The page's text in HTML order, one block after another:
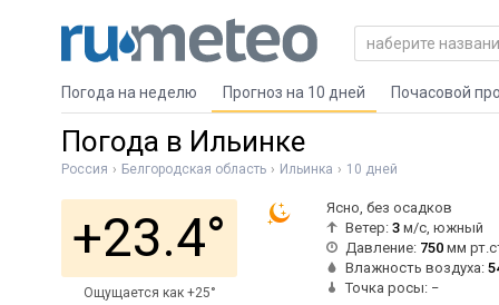
Погода на неделю Прогноз на 10 дней Почасовой
Погода в Ильинке
Россия Белгородская область Ильинка 10 дней
+23.4°
Ощущается как +25°
Ясно, без осадков
Ветер: 3 м/с, южный
Давление: 750 мм
Влажность воздуха:
Точка росы: −